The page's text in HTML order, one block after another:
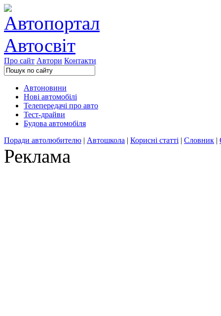
Про сайт Автори Контакти
Автоновини
Нові автомобілі
Телепередачі про авто
Тест-драйви
Будова автомобіля
Поради автолюбителю | Автошкола | Корисні статті | Словник |
Реклама